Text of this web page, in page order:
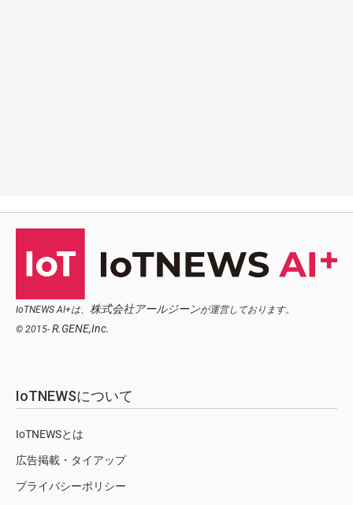
IoTNEWS AI+は、 株式会社アールジーンが運営しております。
© 2015- R.GENE,Inc.
IoTNEWSについて
IoTNEWSとは
広告掲載・タイアップ
プライバシーポリシー